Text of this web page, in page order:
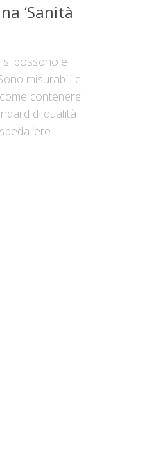
‘Sanità
si possono e
misurabili e
contenere i
di qualità